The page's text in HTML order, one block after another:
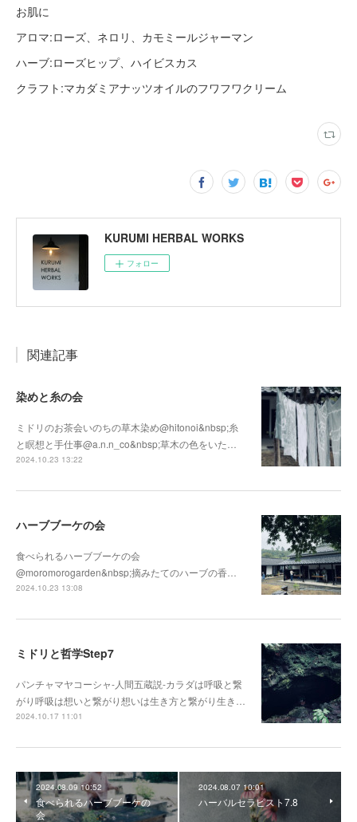
お肌に
アロマ:ローズ、ネロリ、カモミールジャーマン
ハーブ:ローズヒップ、ハイビスカス
クラフト:マカダミアナッツオイルのフワフワクリーム
KURUMI HERBAL WORKS
フォロー
関連記事
染めと糸の会
ミドリのお茶会いのちの草木染め@hitonoi&nbsp;糸
と瞑想と手仕事@a.n.n_co&nbsp;草木の色をいた…
2024.10.23 13:22
ハーブブーケの会
食べられるハーブブーケの会
@moromorogarden&nbsp;摘みたてのハーブの香…
2024.10.23 13:08
ミドリと哲学Step7
パンチャマヤコーシャ-人間五蔵説-カラダは呼吸と繋
がり呼吸は想いと繋がり想いは生き方と繋がり生き…
2024.10.17 11:01
2024.08.09 10:52
食べられるハーブブーケの
会
2024.08.07 10:01
ハーバルセラピスト7.8